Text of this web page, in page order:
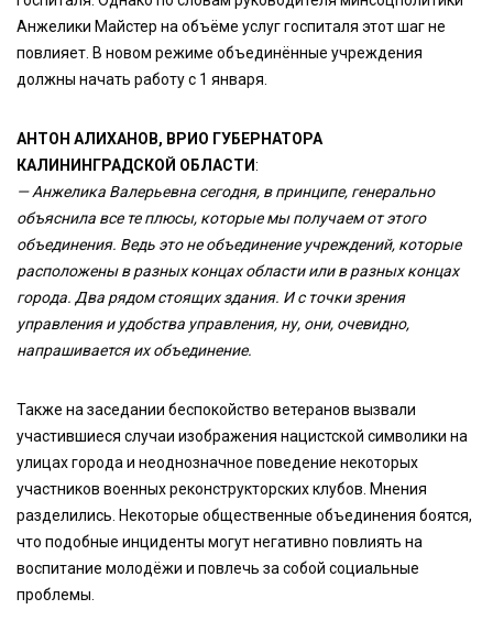
Анжелики Майстер на объёме услуг госпиталя этот шаг не
повлияет. В новом режиме объединённые учреждения
должны начать работу с 1 января.
АНТОН АЛИХАНОВ, ВРИО ГУБЕРНАТОРА
КАЛИНИНГРАДСКОЙ ОБЛАСТИ:
— Анжелика Валерьевна сегодня, в принципе, генерально
объяснила все те плюсы, которые мы получаем от этого
объединения. Ведь это не объединение учреждений, которые
расположены в разных концах области или в разных концах
города. Два рядом стоящих здания. И с точки зрения
управления и удобства управления, ну, они, очевидно,
напрашивается их объединение.
Также на заседании беспокойство ветеранов вызвали
участившиеся случаи изображения нацистской символики на
улицах города и неоднозначное поведение некоторых
участников военных реконструкторских клубов. Мнения
разделились. Некоторые общественные объединения боятся,
что подобные инциденты могут негативно повлиять на
воспитание молодёжи и повлечь за собой социальные
проблемы.